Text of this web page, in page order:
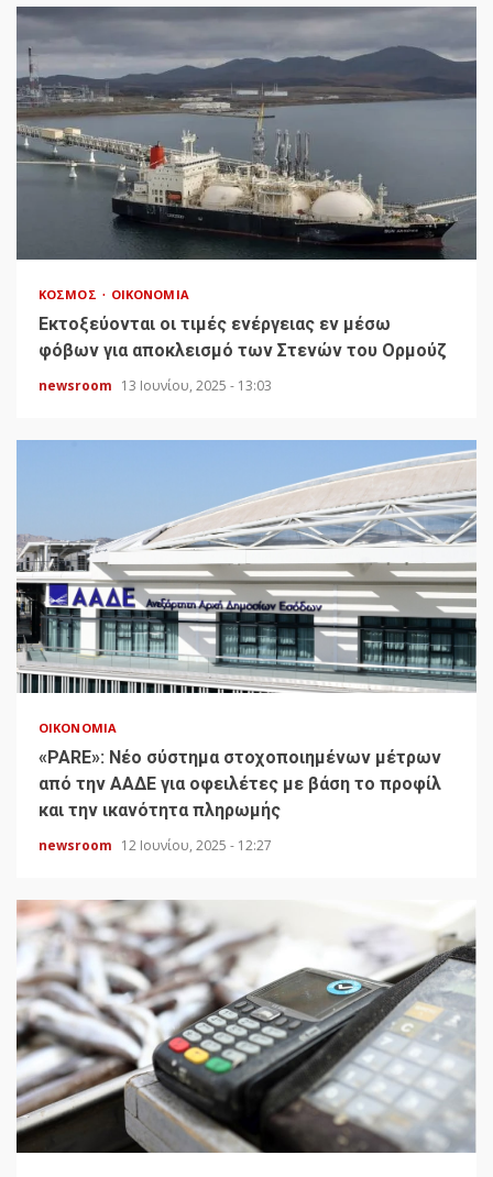
ΚΌΣΜΟΣ ΟΙΚΟΝΟΜΊΑ
Εκτοξεύονται οι τιμές ενέργειας εν μέσω
φόβων για αποκλεισμό των Στενών του Ορμούζ
newsroom 13 Ιουνίου, 2025 - 13:03
ΟΙΚΟΝΟΜΊΑ
«PARE»: Νέο σύστημα στοχοποιημένων μέτρων
από την ΑΑΔΕ για οφειλέτες με βάση το προφίλ
και την ικανότητα πληρωμής
newsroom 12 Ιουνίου, 2025 - 12:27